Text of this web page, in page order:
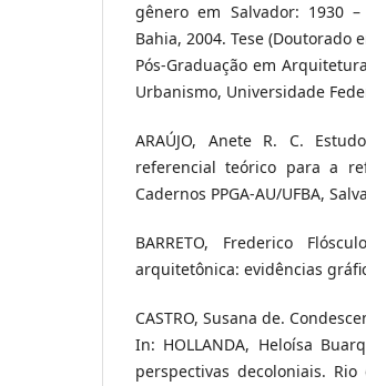
gênero em Salvador: 1930
Bahia, 2004. Tese
Pós-Graduação em
Urbanismo, Universidade
ARAÚJO, Anete R. C.
referencial teórico para a
Cadernos PPGA-AU/UFBA,
BARRETO, Frederico
arquitetônica: evidências
CASTRO, Susana de.
In: HOLLANDA, Heloísa
perspectivas decoloniais.